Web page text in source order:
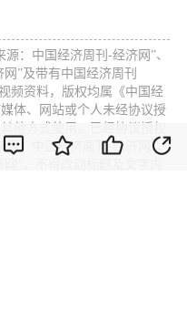
：中国经济周刊-经济网”、
”及带有中国经济周刊
频资料，版权均属《中国经
体、网站或个人未经协议授
源：中国经济周刊-经济网”、